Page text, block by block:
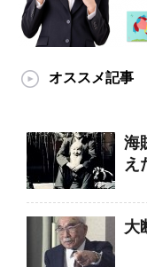
オススメ記事
海
え
大